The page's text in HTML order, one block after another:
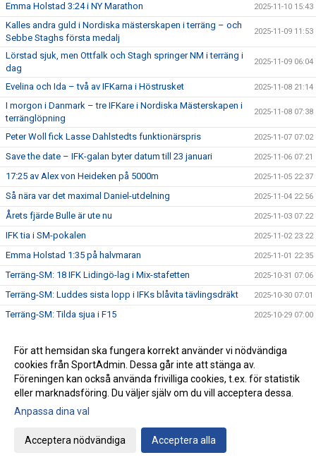
Emma Holstad 3:24 i NY Marathon 2025-11-10 15:43
Kalles andra guld i Nordiska mästerskapen i terräng – och
Sebbe Staghs första medalj
2025-11-09 11:53
Lörstad sjuk, men Ottfalk och Stagh springer NM i terräng i
dag
2025-11-09 06:04
Evelina och Ida – två av IFKarna i Höstrusket 2025-11-08 21:14
I morgon i Danmark – tre IFKare i Nordiska Mästerskapen i
terränglöpning
2025-11-08 07:38
Peter Woll fick Lasse Dahlstedts funktionärspris 2025-11-07 07:02
Save the date – IFK-galan byter datum till 23 januari 2025-11-06 07:21
17:25 av Alex von Heideken på 5000m 2025-11-05 22:37
Så nära var det maximal Daniel-utdelning 2025-11-04 22:56
Årets fjärde Bulle är ute nu 2025-11-03 07:22
IFK tia i SM-pokalen 2025-11-02 23:22
Emma Holstad 1:35 på halvmaran 2025-11-01 22:35
Terräng-SM: 18 IFK Lidingö-lag i Mix-stafetten 2025-10-31 07:06
Terräng-SM: Luddes sista lopp i IFKs blåvita tävlingsdräkt 2025-10-30 07:01
Terräng-SM: Tilda sjua i F15 2025-10-29 07:00
IFK Centralorganisations styrelse på besök i Helsingfors 2025-10-27 07:57
Ebba sprang terräng i Pittsburg 2025-10-26 13:49
Terräng-SM: Bronsmedalj till P19-laget 2025-10-26 09:07
Janne skriver om skolidrottsplatser
Terräng-SM: Kassaskåpssäkert P19-guld till Kalle
För att hemsidan ska fungera korrekt använder vi nödvändiga
cookies från SportAdmin. Dessa går inte att stänga av.
Föreningen kan också använda frivilliga cookies, t.ex. för statistik
eller marknadsföring. Du väljer själv om du vill acceptera dessa.
Anpassa dina val
Acceptera nödvändiga Acceptera alla